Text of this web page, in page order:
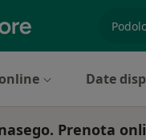
Date
Prenota